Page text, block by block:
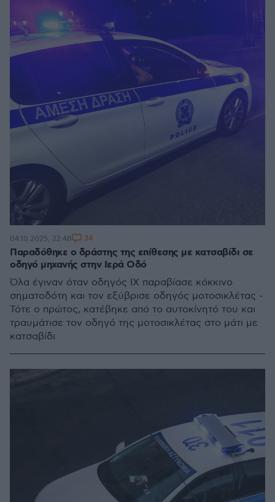
Παραδόθηκε ο δράστης της επίθεσης με κατσαβίδι σε
οδηγό μηχανής στην Ιερά Οδό
Όλα έγιναν όταν οδηγός ΙΧ παραβίασε κόκκινο
σηματοδότη και τον εξύβρισε οδηγός μοτοσικλέτας -
Τότε ο πρώτος, κατέβηκε από το αυτοκίνητό του και
τραυμάτισε τον οδηγό της μοτοσικλέτας στο μάτι με
κατσαβίδι
04.10.2025, 22:48 34